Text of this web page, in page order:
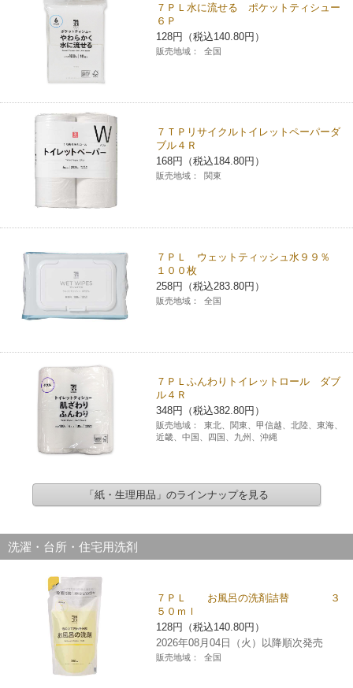
７ＰＬ水に流せる ポケットティシュー
６Ｐ
128円（税込140.80円）
販売地域： 全国
７ＴＰリサイクルトイレットペーパーダ
ブル４Ｒ
168円（税込184.80円）
販売地域： 関東
７ＰＬ ウェットティッシュ水９９％
１００枚
258円（税込283.80円）
販売地域： 全国
７ＰＬふんわりトイレットロール ダブ
ル４Ｒ
348円（税込382.80円）
販売地域：
東北、関東、甲信越、北陸、東海、
近畿、中国、四国、九州、沖縄
「紙・生理用品」のラインナップを見る
洗濯・台所・住宅用洗剤
７ＰＬ お風呂の洗剤詰替 ３
５０ｍｌ
128円（税込140.80円）
2026年08月04日（火）以降順次発売
販売地域： 全国